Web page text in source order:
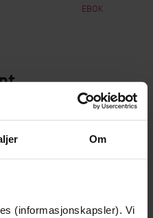
Om
(informasjonskapsler). Vi
EBOK